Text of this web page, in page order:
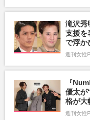
滝沢秀
支援を
で浮か
週刊女性
『
優太が
格が大
週刊女性